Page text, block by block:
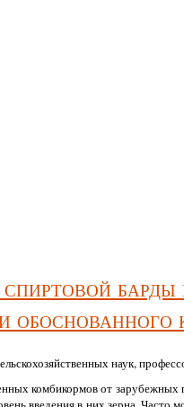
барды
обоснованного
наук,
комбикормов от